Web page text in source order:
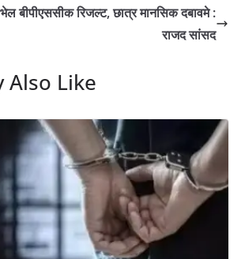
बीपीएससीक रिजल्ट, छात्र मानसिक दबावमे :
राजद सांसद
Also Like